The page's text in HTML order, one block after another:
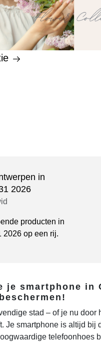
in
2026
producten in
2026 op een rij.
je smartphone in
stad – of je nu door
Je smartphone is altijd bij
telefoonhoes